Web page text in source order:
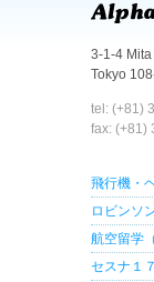
3-1-4
Tokyo
tel: (+81)
fax: (+81)
飛行機・
ロビンソ
航空留学
セスナ１